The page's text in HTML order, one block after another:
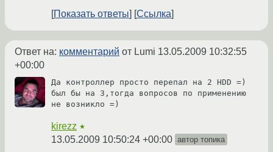
Показать ответы
Ссылка
Ответ на: комментарий от Lumi 13.05.2009 10:32:55
+00:00
Да контроллер просто перепал на 2 HDD =)
был бы на 3,тогда вопросов по применению
не возникло =)
kirezz ★
13.05.2009 10:50:24 +00:00 автор топика